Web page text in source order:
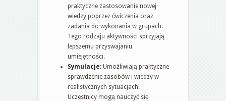
praktyczne zastosowanie nowej
wiedzy poprzez ćwiczenia oraz
zadania do wykonania w grupach.
Tego rodzaju aktywności sprzyjają
lepszemu przyswajaniu
umiejętności.
Symulacje: Umożliwiają praktyczne
sprawdzenie zasobów i wiedzy w
realistycznych sytuacjach.
Uczestnicy mogą nauczyć się